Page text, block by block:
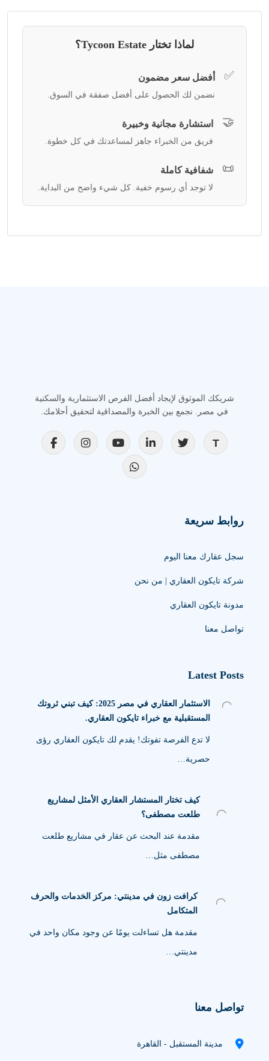
لماذا تختار Tycoon Estate؟
✅ أفضل سعر مضمون
نضمن لك الحصول على أفضل صفقة في السوق.
🤝 استشارة مجانية وخبيرة
فريق من الخبراء جاهز لمساعدتك في كل خطوة.
📜 شفافية كاملة
لا توجد أي رسوم خفية. كل شيء واضح من البداية.
شريكك الموثوق لإيجاد أفضل الفرص الاستثمارية والسكنية
في مصر. نجمع بين الخبرة والمصداقية لتحقيق أحلامك.
روابط سريعة
سجل عقارك معنا اليوم
شركة تايكون العقاري | من نحن
مدونة تايكون العقاري
تواصل معنا
Latest Posts
الاستثمار العقاري في مصر 2025: كيف تبني ثروتك
المستقبلية مع خبراء تايكون العقاري.
لا تدع الفرصة تفوتك! يقدم لك تايكون العقاري رؤى
حصرية…
كيف تختار المستشار العقاري الأمثل لمشاريع
طلعت مصطفى؟
مقدمة عند البحث عن عقار في مشاريع طلعت
مصطفى مثل…
كرافت زون في مدينتي: مركز الخدمات والحرف
المتكامل
مقدمة هل تساءلت يومًا عن وجود مكان واحد في
مدينتي…
تواصل معنا
مدينة المستقبل - القاهرة